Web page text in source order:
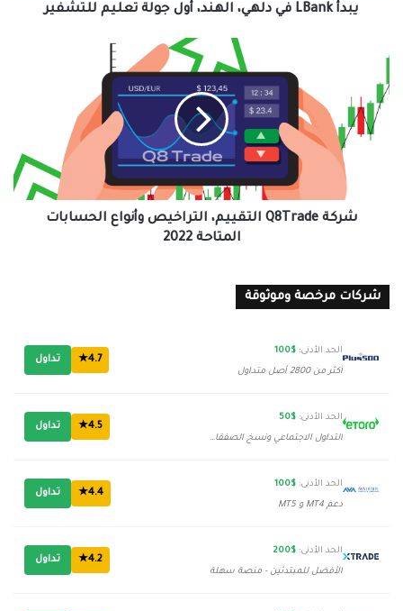
يبدأ LBank في دلهي، الهند، أول جولة تعليم للتشفير
التقييم،
التراخيص
وأنواع
الحسابات
شركة Q8Trade التقييم، التراخيص وأنواع الحسابات
المتاحة 2022
شركات مرخصة وموثوقة
الحد الأدنى: $100
أكثر من 2800 أصل متداول
4.7★ تداول
الحد الأدنى: $50
التداول الاجتماعي ونسخ الصفقات
4.5★ تداول
الحد الأدنى: $100
دعم MT4 و MT5
4.4★ تداول
الحد الأدنى: $200
الأفضل للمبتدئين - منصة سهلة
4.2★ تداول